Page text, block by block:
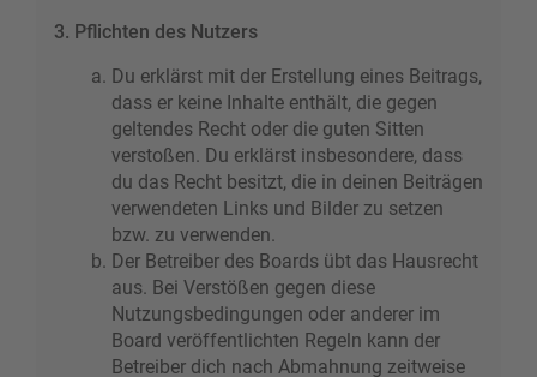
3. Pflichten des Nutzers
Du erklärst mit der Erstellung eines Beitrags,
dass er keine Inhalte enthält, die gegen
geltendes Recht oder die guten Sitten
verstoßen. Du erklärst insbesondere, dass
du das Recht besitzt, die in deinen Beiträgen
verwendeten Links und Bilder zu setzen
bzw. zu verwenden.
Der Betreiber des Boards übt das Hausrecht
aus. Bei Verstößen gegen diese
Nutzungsbedingungen oder anderer im
Board veröffentlichten Regeln kann der
Betreiber dich nach Abmahnung zeitweise